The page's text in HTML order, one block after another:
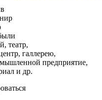
театр,
галлерею,
предприятие,
и др.